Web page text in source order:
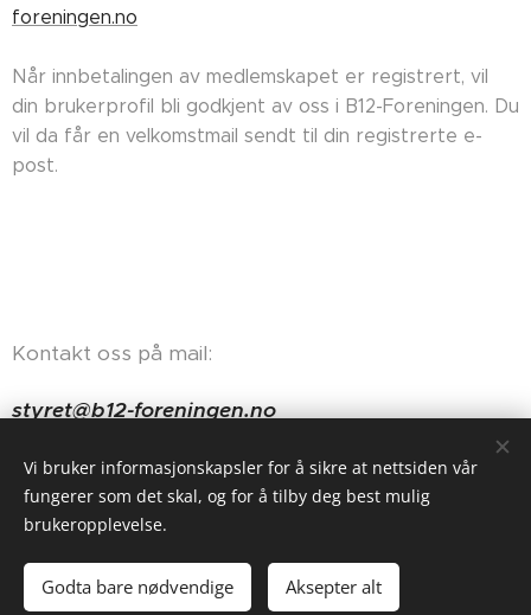
foreningen.no
Når innbetalingen av medlemskapet er registrert, vil
din brukerprofil bli godkjent av oss i B12-Foreningen. Du
vil da får en velkomstmail sendt til din registrerte e-
post.
Kontakt oss på mail:
styret@b12-foreningen.no
Haugerudveien 84, 0674 Oslo
Vi bruker informasjonskapsler for å sikre at nettsiden vår
fungerer som det skal, og for å tilby deg best mulig
brukeropplevelse.
Godta bare nødvendige Aksepter alt